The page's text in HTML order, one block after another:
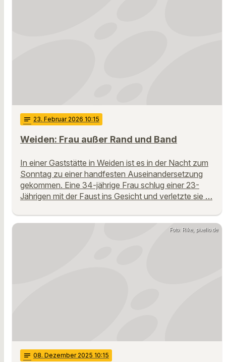
notes 23. Februar 2026 10:15
Weiden: Frau außer Rand und Band
In einer Gaststätte in Weiden ist es in der Nacht zum
Sonntag zu einer handfesten Auseinandersetzung
gekommen. Eine 34-jährige Frau schlug einer 23-
Jährigen mit der Faust ins Gesicht und verletzte sie …
Foto: Rike, pixelio.de
notes 08. Dezember 2025 10:15